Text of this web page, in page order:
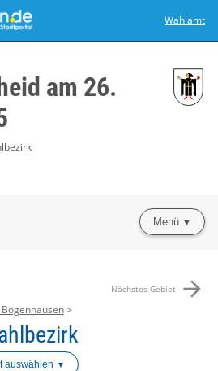
Wahlamt
am 26.
Menü
Nächstes Gebiet arrow_forward
Bogenhausen
auswählen